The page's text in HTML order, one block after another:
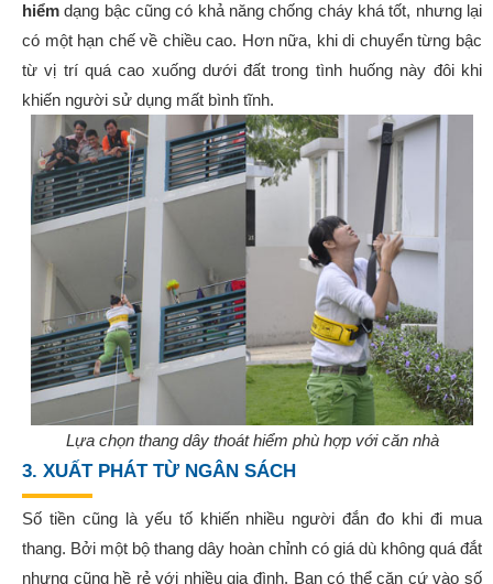
hiểm dạng bậc cũng có khả năng chống cháy khá tốt, nhưng lại
có một hạn chế về chiều cao. Hơn nữa, khi di chuyển từng bậc
từ vị trí quá cao xuống dưới đất trong tình huống này đôi khi
khiến người sử dụng mất bình tĩnh.
Lựa chọn thang dây thoát hiểm phù hợp với căn nhà
3. XUẤT PHÁT TỪ NGÂN SÁCH
Số tiền cũng là yếu tố khiến nhiều người đắn đo khi đi mua
thang. Bởi một bộ thang dây hoàn chỉnh có giá dù không quá đắt
nhưng cũng hề rẻ với nhiều gia đình. Bạn có thể căn cứ vào số